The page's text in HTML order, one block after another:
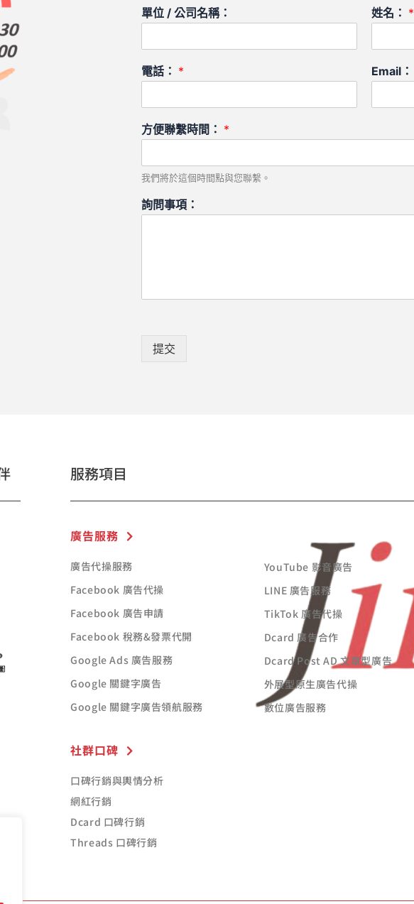
單位 / 公司名稱：
電話： *
姓名： *
Email：
方便聯繫時間： *
我們將於這個時間點與您聯繫。
詢問事項：
提交
服務項目
廣告服務
廣告代操服務
Facebook 廣告代操
Facebook 廣告申請
Facebook 稅務&發票代開
Google Ads 廣告服務
Google 關鍵字廣告
Google 關鍵字廣告領航服務
YouTube 影音廣告
LINE 廣告服務
TikTok 廣告代操
Dcard 廣告合作
Dcard Post AD 文章型廣告
外展型原生廣告代操
數位廣告服務
社群口碑
口碑行銷與輿情分析
網紅行銷
Dcard 口碑行銷
Threads 口碑行銷